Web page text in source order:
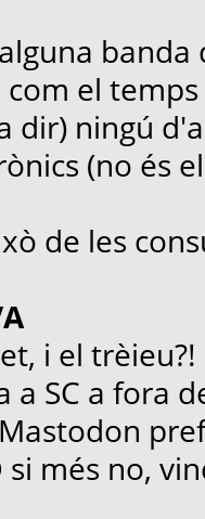
el
dir) ningú
(no és
de les
i el
a SC a fora
més no,